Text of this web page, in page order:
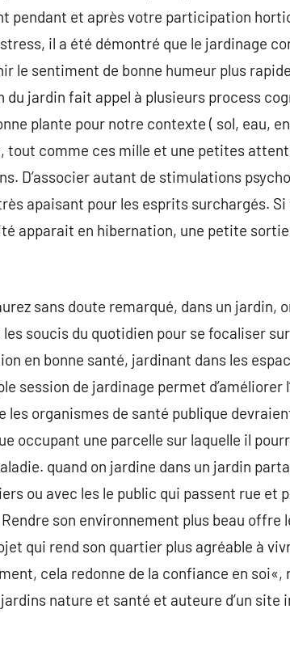
pendant et après votre participation
il a été démontré que le jardinage
le sentiment de bonne humeur plus
jardin fait appel à plusieurs process
plante pour notre contexte ( sol, eau,
tout comme ces mille et une petites
D’associer autant de stimulations
apaisant pour les esprits surchargés. Si
apparait en hibernation, une petite sortie
sans doute remarqué, dans un jardin,
soucis du quotidien pour se focaliser
en bonne santé, jardinant dans les
session de jardinage permet d’améliorer
les organismes de santé publique
occupant une parcelle sur laquelle il
quand on jardine dans un jardin
ou avec les le public qui passent rue et
son environnement plus beau offre
qui rend son quartier plus agréable à
cela redonne de la confiance en soi«,
nature et santé et auteure d’un site